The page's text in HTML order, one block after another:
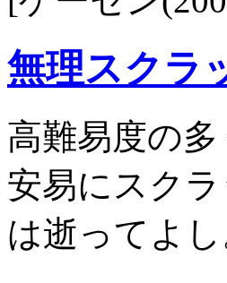
無理スクラ
高難易度の
安易にスク
は逝ってよし